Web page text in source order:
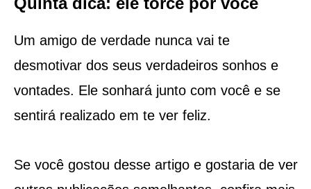
Um amigo de verdade nunca vai te
desmotivar dos seus verdadeiros sonhos e
vontades. Ele sonhará junto com você e se
sentirá realizado em te ver feliz.
Se você gostou desse artigo e gostaria de ver